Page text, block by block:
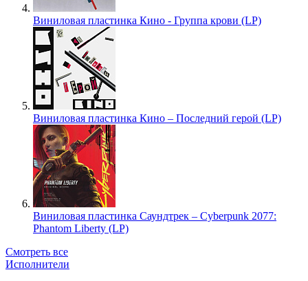
Виниловая пластинка Кино - Группа крови (LP)
Виниловая пластинка Кино – Последний герой (LP)
Виниловая пластинка Саундтрек – Cyberpunk 2077:
Phantom Liberty (LP)
Смотреть все
Исполнители